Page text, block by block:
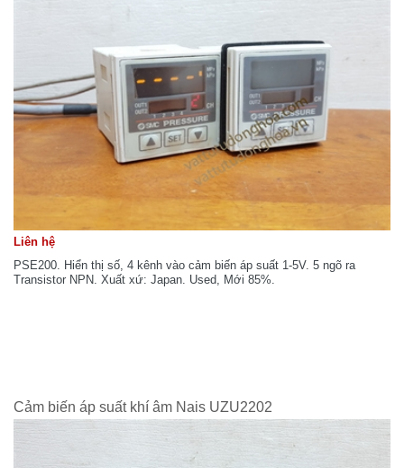
Liên hệ
PSE200. Hiển thị số, 4 kênh vào cảm biến áp suất 1-5V. 5 ngõ ra
Transistor NPN. Xuất xứ: Japan. Used, Mới 85%.
Cảm biến áp suất khí âm Nais UZU2202